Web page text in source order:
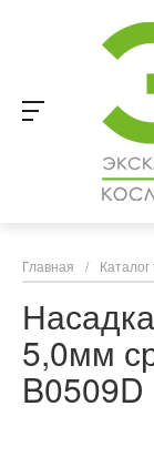
Главная /
5,0мм
B0509D